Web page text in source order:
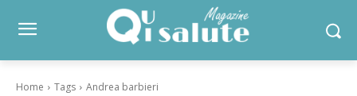
Home Tags Andrea barbieri